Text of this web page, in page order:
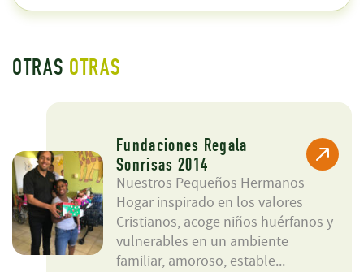
OTRAS OTRAS
Fundaciones Regala
Sonrisas 2014
Nuestros Pequeños Hermanos
Hogar inspirado en los valores
Cristianos, acoge niños huérfanos y
vulnerables en un ambiente
familiar, amoroso, estable...